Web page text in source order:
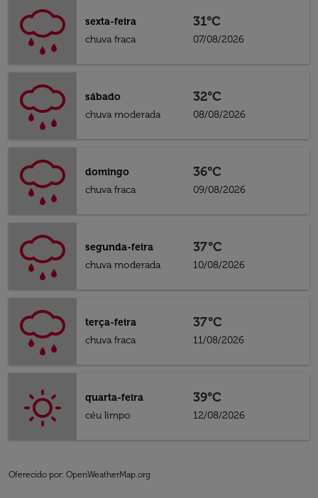
sexta-feira
chuva fraca
31°C
07/08/2026
sábado
chuva moderada
32°C
08/08/2026
domingo
chuva fraca
36°C
09/08/2026
segunda-feira
chuva moderada
37°C
10/08/2026
terça-feira
chuva fraca
37°C
11/08/2026
quarta-feira
céu limpo
39°C
12/08/2026
Oferecido por: OpenWeatherMap.org